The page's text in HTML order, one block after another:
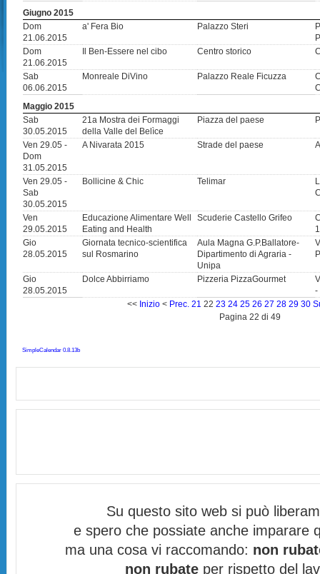
<< Inizio < Prec. 21 22 23 24 25 26 27 28 29 30
Pagina 22 di 49
Giugno 2015
Dom
21.06.2015
a' Fera Bio Palazzo Steri
Dom
21.06.2015
Il Ben-Essere nel cibo Centro storico
Sab
06.06.2015
Monreale DiVino Palazzo Reale Ficuzza
Maggio 2015
Sab
30.05.2015
21a Mostra dei Formaggi
della Valle del Belìce
Piazza del paese
Ven 29.05 -
Dom
31.05.2015
A Nivarata 2015 Strade del paese
Ven 29.05 -
Sab
30.05.2015
Bollicine & Chic Telimar
Ven
29.05.2015
Educazione Alimentare Well
Eating and Health
Scuderie Castello Grifeo
Gio
28.05.2015
Giornata tecnico-scientifica
sul Rosmarino
Aula Magna G.P.Ballatore-
Dipartimento di Agraria -
Unipa
Gio
28.05.2015
Dolce Abbirriamo Pizzeria PizzaGourmet
-
SimpleCalendar 0.8.13b
Su questo sito web si può
e spero che possiate anche imparare
ma una cosa vi raccomando: non
non rubate per rispetto del